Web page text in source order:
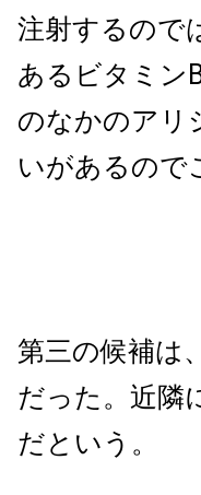
注射するので
あるビタミン
のなかのアリ
いがあるので
第三の候補は
だった。近隣
だという。